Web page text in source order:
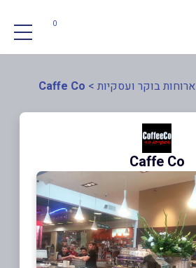
0
ארוחות בוקר ועסקיות >
Caffe Co
Caffe Co